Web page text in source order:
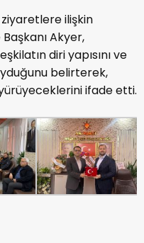
ilişkin
Akyer,
diri yapısını ve
belirterek,
ifade etti.